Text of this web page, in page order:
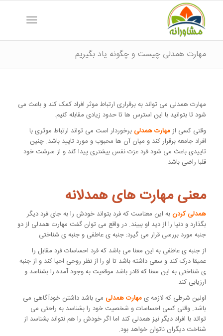
مهارت همدلی چیست و چگونه یاد بگیریم
مهارت همدلی می تواند به برقراری ارتباط موثر افراد کمک کند و باعث می
شود تا بتوانید با این استرس ها تا حدود زیادی مقابله کنیم.
وقتی کسی ازمهارت همدلی برخوردار است می تواند ارتباط موثری با
افراد جامعه برقرار کند و میان آن ها محبوب و مورد تایید باشد. چنین
تاییدی باعث می شود فرد عزت نفس بیشتری پیدا کند و از سرشت خود
قلبا راضی باشد.
معنی مهارت های همدلانه
همدلی کردن به این معناست که فرد بتواند خودش را به جای فرد دیگر
بگذارد و دنیا را از دید او ببیند. در واقع می توان گفت مهارت همدلی از دو
جنبه مورد بررسی قرار می گیرد: جنبه ی عاطفی و جنبه ی شناختی
از جنبه ی عاطفی به این معنا می باشد که فرد احساسات فرد مقابل را
عمیقا درک کند و سعی داشته باشد تا او را از نظر روحی احیا کند و از جنبه
ی شناختی به این معنا که قادر باشد موقعیت به وجود آمده را بشناسد و
ارزیابی کند.
اولین شرطی که لازمه یمهارت همدلی می باشد داشتن خودآگاهی می
باشد. وقتی کسی احساسات و شخصیت خود را بشناسد به راحتی می
تواتد با افراد دیگر نیز همدلی کند اما اگر خودش را هم نتواند بشناسد از
شناخت دیگران ناتوان خواهد بود.